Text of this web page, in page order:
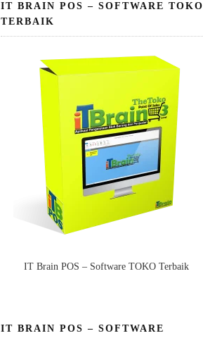
IT BRAIN POS – SOFTWARE TOKO
TERBAIK
IT Brain POS – Software TOKO Terbaik
IT BRAIN POS – SOFTWARE